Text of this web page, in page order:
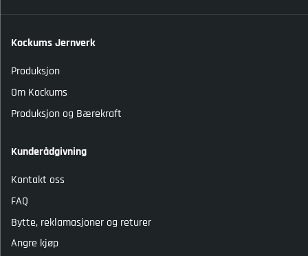
Kockums Jernverk
Produksjon
Om Kockums
Produksjon og Bærekraft
Kunderådgivning
Kontakt oss
FAQ
Bytte, reklamasjoner og returer
Angre kjøp